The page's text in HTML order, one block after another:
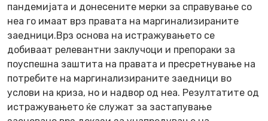
пандемијата и донесените мерки за справување со
неа го имаат врз правата на маргинализираните
заедници.Врз основа на истражувањето се
добиваат релевантни заклучоци и препораки за
поуспешна заштита на правата и пресретнување на
потребите на маргинализираните заедници во
услови на криза, но и надвор од неа. Резултатите од
истражувањето ќе служат за застапување